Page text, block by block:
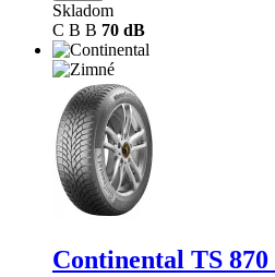
Skladom
C B B 70 dB
Continental TS 870